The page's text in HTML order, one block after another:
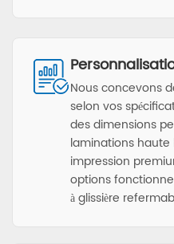
Nous concevons
selon vos
des dimensions
laminations haute
impression
options
à glissière